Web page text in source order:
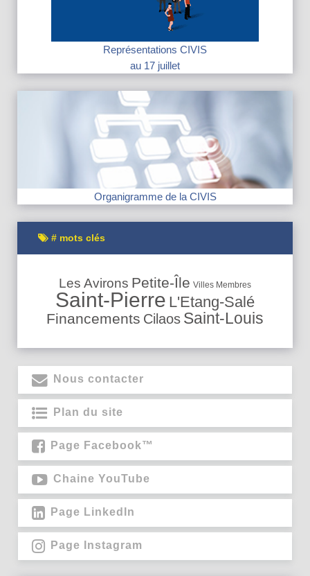
Représentations CIVIS
au 17 juillet
Organigramme de la CIVIS
# mots clés
Les Avirons Petite-Île Villes Membres
Saint-Pierre L'Etang-Salé
Financements Cilaos Saint-Louis
Nous contacter
Plan du site
Page Facebook™
Chaine YouTube
Page LinkedIn
Page Instagram